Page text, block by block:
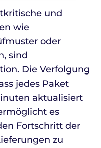
und
wie
oder
sind
Die Verfolgung
jedes Paket
aktualisiert
es
Fortschritt der
zu